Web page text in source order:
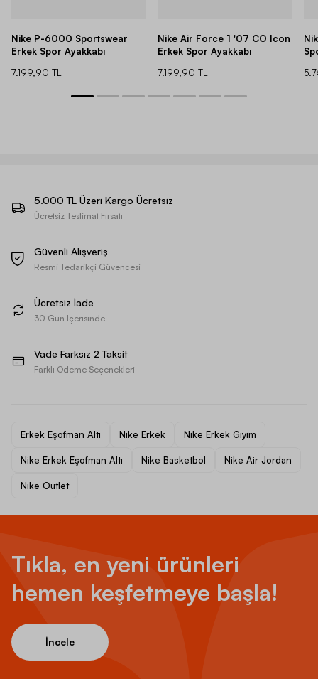
Nike P-6000 Sportswear
Erkek Spor Ayakkabı
7.199,90 TL
Nike Air Force 1 '07 CO Icon
Erkek Spor Ayakkabı
7.199,90 TL
5.000 TL Üzeri Kargo Ücretsiz
Ücretsiz Teslimat Fırsatı
Güvenli Alışveriş
Resmi Tedarikçi Güvencesi
Ücretsiz İade
30 Gün İçerisinde
Vade Farksız 2 Taksit
Farklı Ödeme Seçenekleri
Erkek Eşofman Altı Nike Erkek Nike Erkek Giyim
Nike Erkek Eşofman Altı Nike Basketbol Nike Air Jordan
Nike Outlet
Tıkla, en yeni ürünleri
hemen keşfetmeye başla!
İncele